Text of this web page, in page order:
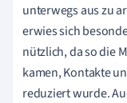
unterwegs aus zu
erwies sich
nützlich, da so die
kamen, Kontakte
reduziert wurde.